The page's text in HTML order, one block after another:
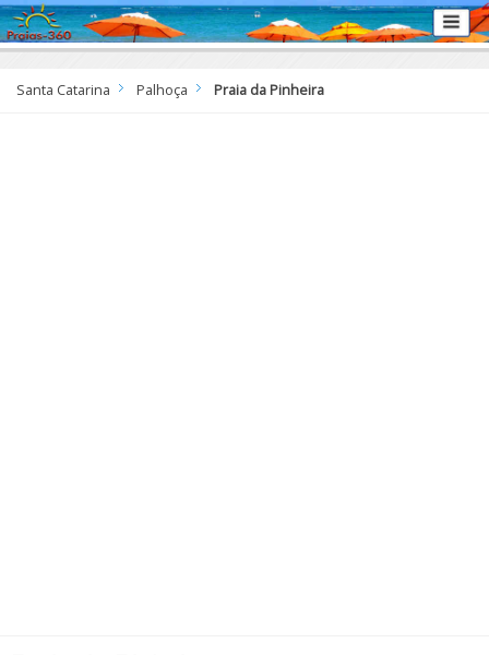
Santa Catarina Palhoça Praia da Pinheira